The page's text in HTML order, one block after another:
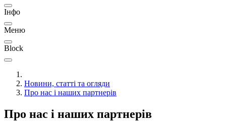
Інфо
Меню
Block
Новини, статті та огляди
Про нас і наших партнерів
Про нас і наших партнерів